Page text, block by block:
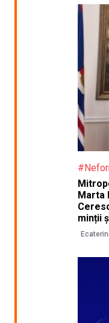
Marta
minții